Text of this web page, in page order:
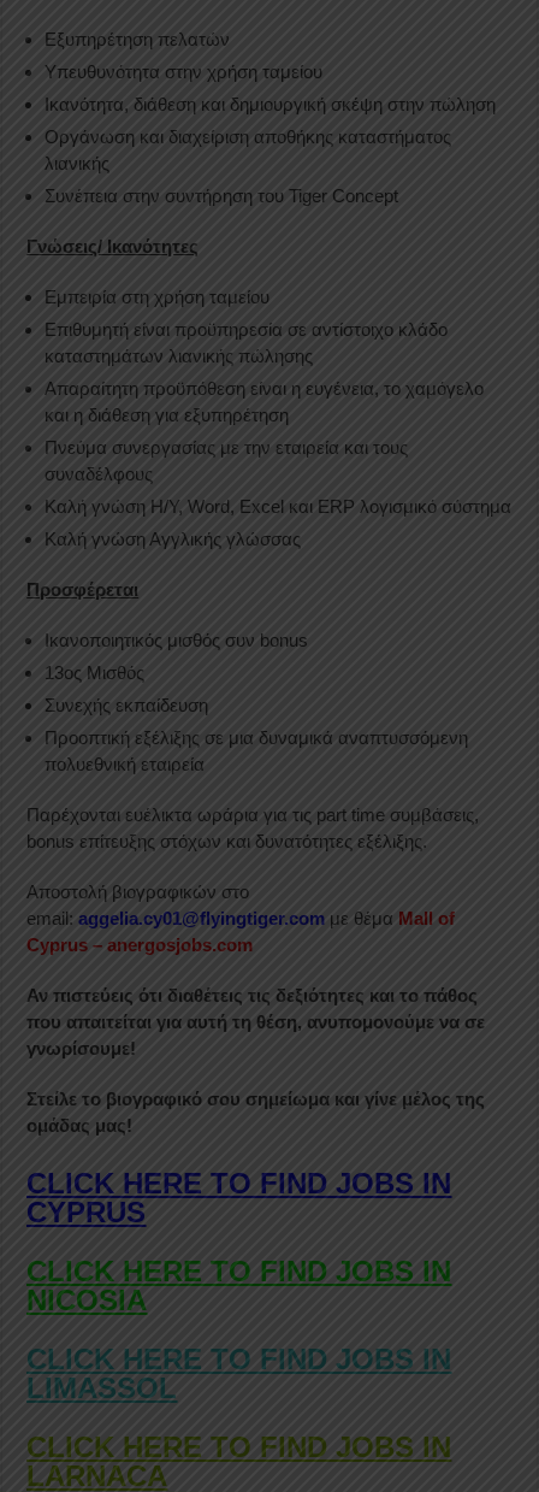
Εξυπηρέτηση πελατών
Υπευθυνότητα στην χρήση ταμείου
Ικανότητα, διάθεση και δημιουργική σκέψη στην πώληση
Οργάνωση και διαχείριση αποθήκης καταστήματος
λιανικής
Συνέπεια στην συντήρηση του Tiger Concept
Γνώσεις/ Ικανότητες
Εμπειρία στη χρήση ταμείου
Επιθυμητή είναι προϋπηρεσία σε αντίστοιχο κλάδο
καταστημάτων λιανικής πώλησης
Απαραίτητη προϋπόθεση είναι η ευγένεια, το χαμόγελο
και η διάθεση για εξυπηρέτηση
Πνεύμα συνεργασίας με την εταιρεία και τους
συναδέλφους
Καλή γνώση Η/Υ, Word, Excel και ERP λογισμικό σύστημα
Καλή γνώση Αγγλικής γλώσσας
Προσφέρεται
Ικανοποιητικός μισθός συν bonus
13ος Μισθός
Συνεχής εκπαίδευση
Προοπτική εξέλιξης σε μια δυναμικά αναπτυσσόμενη
πολυεθνική εταιρεία
Παρέχονται ευέλικτα ωράρια για τις part time συμβάσεις,
bonus επίτευξης στόχων και δυνατότητες εξέλιξης.
Αποστολή βιογραφικών στο
email:aggelia.cy01@flyingtiger.com με θέμα Mall of
Cyprus – anergosjobs.com
Αν πιστεύεις ότι διαθέτεις τις δεξιότητες και το πάθος
που απαιτείται για αυτή τη θέση, ανυπομονούμε να σε
γνωρίσουμε!
Στείλε το βιογραφικό σου σημείωμα και γίνε μέλος της
ομάδας μας!
CLICK HERE TO FIND JOBS IN
CYPRUS
CLICK HERE TO FIND JOBS IN
NICOSIA
CLICK HERE TO FIND JOBS IN
LIMASSOL
CLICK HERE TO FIND JOBS IN
LARNACA